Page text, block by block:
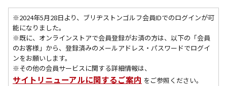
※2024年5月28日より、ブリヂストンゴルフ会員IDでのログインが可
能になりました。
※既に、 オンラインストアで会員登録がお済の方は、以下の「会員
のお客様」から、登録済みのメールアドレス・パスワードでログイ
ンをお願いします。
※その他の会員サービスに関する詳細情報は、
サイトリニューアルに関するご案内 をご参照ください。